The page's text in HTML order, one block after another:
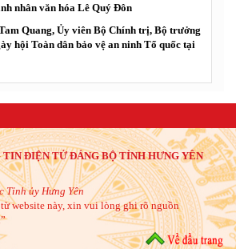
nhân văn hóa Lê Quý Đôn
Quang, Ủy viên Bộ Chính trị, Bộ trưởng
hội Toàn dân bảo vệ an ninh Tổ quốc tại
TIN ĐIỆN TỬ ĐẢNG BỘ TỈNH HƯNG YÊN
Tỉnh ủy Hưng Yên
website này, xin vui lòng ghi rõ nguồn